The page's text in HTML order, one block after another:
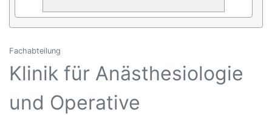
Fachabteilung
Klinik für Anästhesiologie
und Operative